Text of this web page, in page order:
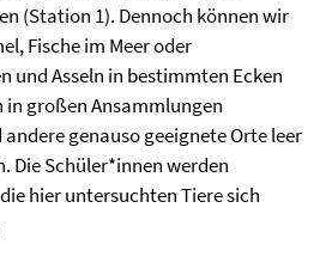
(Station 1). Dennoch können wir
Fische im Meer oder
und Asseln in bestimmten Ecken
in großen Ansammlungen
genauso geeignete Orte leer
Die Schüler*innen werden
hier untersuchten Tiere sich